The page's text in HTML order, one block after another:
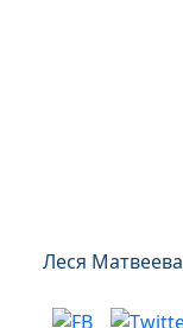
Леся Матвеева